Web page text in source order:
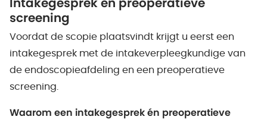
Intakegesprek en preoperatieve
screening
Voordat de scopie plaatsvindt krijgt u eerst een
intakegesprek met de intakeverpleegkundige van
de endoscopieafdeling en een preoperatieve
screening.
Waarom een intakegesprek én preoperatieve